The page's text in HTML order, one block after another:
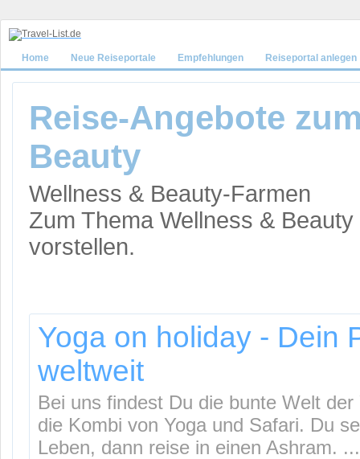
Home Neue Reiseportale Empfehlungen Reiseportal anlegen
Reise-Angebote
Beauty
Wellness & Beauty-Farmen
Zum Thema Wellness &
vorstellen.
Yoga on holiday - Dein
weltweit
Bei uns findest Du die bunte Welt
die Kombi von Yoga und Safari. Du
Leben, dann reise in einen Ashram. ...